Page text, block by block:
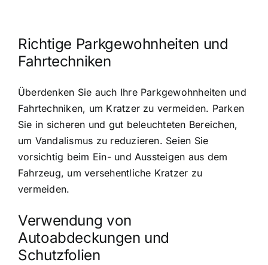
Richtige Parkgewohnheiten und
Fahrtechniken
Überdenken Sie auch Ihre Parkgewohnheiten und
Fahrtechniken, um Kratzer zu vermeiden. Parken
Sie in sicheren und gut beleuchteten Bereichen,
um Vandalismus zu reduzieren. Seien Sie
vorsichtig beim Ein- und Aussteigen aus dem
Fahrzeug, um versehentliche Kratzer zu
vermeiden.
Verwendung von
Autoabdeckungen und
Schutzfolien